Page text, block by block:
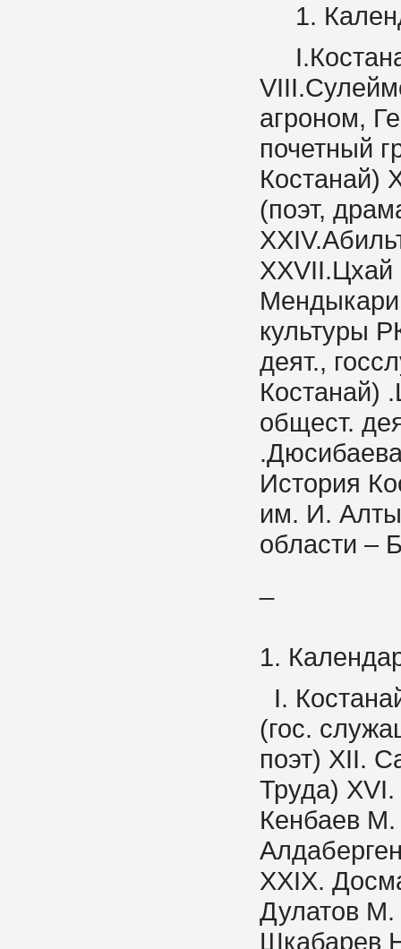
1.
агроном,
почетный
Костанай)
(поэт,
XXVII.Цхай
культуры
деят.,
Костанай)
общест.
История
им. И.
области –
1.
I.
(гос.
поэт) XII.
Труда)
Кенбаев М.
XXIX.
Дулатов М.
Шкабарев